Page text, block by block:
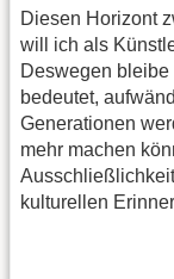
Diesen Horizont
will ich als
Deswegen
bedeutet,
Generationen
mehr machen
kulturellen